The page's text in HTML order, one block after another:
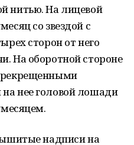
нитью. На лицевой
со звездой с
сторон от него
На оборотной стороне
нее головой лошади
надписи на